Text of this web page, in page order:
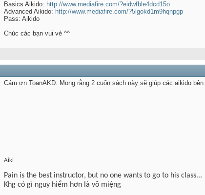
Basics Aikido: http://www.mediafire.com/?eidwfble4dcd15o
Advanced Aikido: http://www.mediafire.com/?5lgokd1m9hqnpgp
Pass: Aikido
Chúc các bạn vui vẻ ^^
Cám ơn ToanAKD. Mong rằng 2 cuốn sách này sẽ giúp các aikido
Aiki
Pain is the best instructor, but no one wants to go to his class...
Khg có gì nguy hiểm hơn là võ miệng